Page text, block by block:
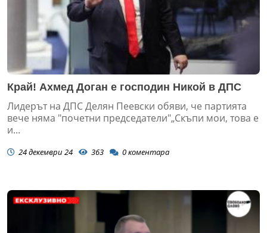
Край! Ахмед Доган е господин Никой в ДПС
Лидерът на ДПС Делян Пеевски обяви, че партията
вече няма "почетни председатели"„Скъпи мои, това е
и...
24 декември 24 363 0коментара